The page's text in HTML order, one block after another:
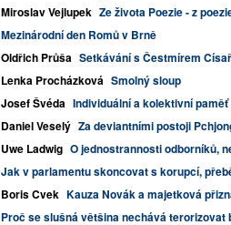
Miroslav Vejlupek Ze života Poezie - z
Mezinárodní den Romů v Brně
Oldřich Průša Setkávání s Čestmírem
Lenka Procházková Smolný sloup
Josef Švéda Individuální a kolektivní
Daniel Veselý Za deviantními postoji
Uwe Ladwig O jednostrannosti odborníků,
Jak v parlamentu skoncovat s korupcí,
Boris Cvek Kauza Novák a majetková
Proč se slušná většina nechává terorizovat